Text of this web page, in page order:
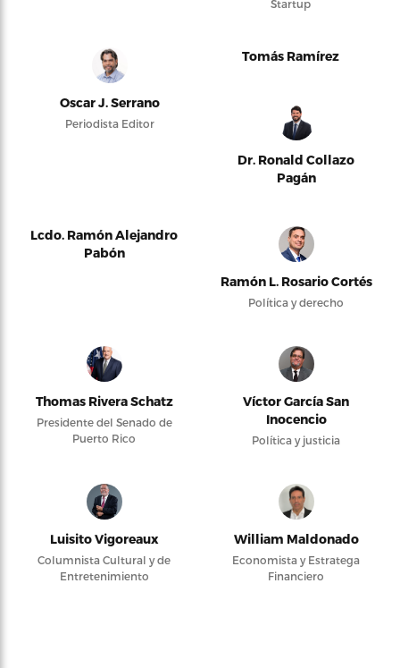
Startup
Oscar J. Serrano
Periodista Editor
Tomás Ramírez
Dr. Ronald Collazo
Pagán
Lcdo. Ramón Alejandro
Pabón
Ramón L. Rosario Cortés
Política y derecho
Thomas Rivera Schatz
Presidente del Senado de
Puerto Rico
Víctor García San
Inocencio
Política y justicia
Luisito Vigoreaux
Columnista Cultural y de
Entretenimiento
William Maldonado
Economista y Estratega
Financiero